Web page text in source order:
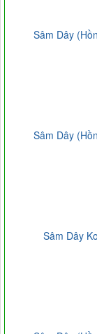
Sâm Dây
Sâm Dây
Sâm Dây